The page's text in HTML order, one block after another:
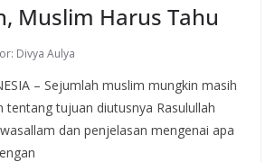
Muslim Harus Tahu
Divya Aulya
– Sejumlah muslim mungkin masih
tentang tujuan diutusnya Rasulullah
wasallam dan penjelasan mengenai apa